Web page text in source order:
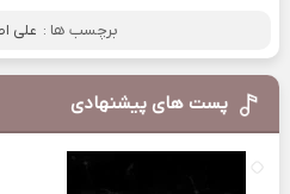
برچسب ها : علی
پست های پیشنهادی